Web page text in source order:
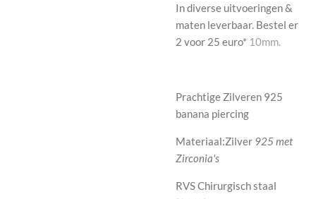
In diverse uitvoeringen &
maten leverbaar. Bestel er
2 voor 25 euro* 10mm.
Prachtige Zilveren 925
banana piercing
Materiaal:Zilver 925 met
Zirconia's
RVS Chirurgisch staal